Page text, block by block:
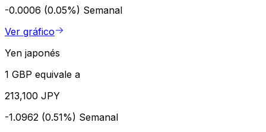
-0.0006 (0.05%) Semanal
Ver gráfico
Yen japonés
1 GBP equivale a
213,100 JPY
-1.0962 (0.51%) Semanal